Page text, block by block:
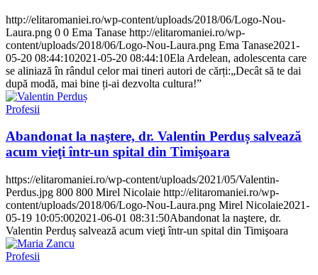
http://elitaromaniei.ro/wp-content/uploads/2018/06/Logo-Nou-
Laura.png 0 0 Ema Tanase http://elitaromaniei.ro/wp-
content/uploads/2018/06/Logo-Nou-Laura.png Ema Tanase2021-
05-20 08:44:102021-05-20 08:44:10Ela Ardelean, adolescenta care
se aliniază în rândul celor mai tineri autori de cărți:„Decât să te dai
după modă, mai bine ți-ai dezvolta cultura!”
Profesii
Abandonat la naştere, dr. Valentin Perduș salvează
acum vieţi într-un spital din Timişoara
https://elitaromaniei.ro/wp-content/uploads/2021/05/Valentin-
Perdus.jpg 800 800 Mirel Nicolaie http://elitaromaniei.ro/wp-
content/uploads/2018/06/Logo-Nou-Laura.png Mirel Nicolaie2021-
05-19 10:05:002021-06-01 08:31:50Abandonat la naştere, dr.
Valentin Perduș salvează acum vieţi într-un spital din Timişoara
Profesii